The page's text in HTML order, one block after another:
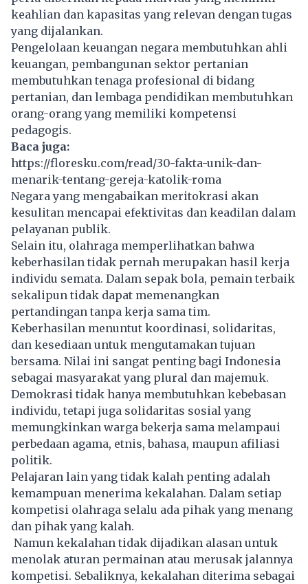
keahlian dan kapasitas yang relevan dengan tugas
yang dijalankan.
Pengelolaan keuangan negara membutuhkan ahli
keuangan, pembangunan sektor pertanian
membutuhkan tenaga profesional di bidang
pertanian, dan lembaga pendidikan membutuhkan
orang-orang yang memiliki kompetensi
pedagogis.
Baca juga:
https://floresku.com/read/30-fakta-unik-dan-
menarik-tentang-gereja-katolik-roma
Negara yang mengabaikan meritokrasi akan
kesulitan mencapai efektivitas dan keadilan dalam
pelayanan publik.
Selain itu, olahraga memperlihatkan bahwa
keberhasilan tidak pernah merupakan hasil kerja
individu semata. Dalam sepak bola, pemain terbaik
sekalipun tidak dapat memenangkan
pertandingan tanpa kerja sama tim.
Keberhasilan menuntut koordinasi, solidaritas,
dan kesediaan untuk mengutamakan tujuan
bersama. Nilai ini sangat penting bagi Indonesia
sebagai masyarakat yang plural dan majemuk.
Demokrasi tidak hanya membutuhkan kebebasan
individu, tetapi juga solidaritas sosial yang
memungkinkan warga bekerja sama melampaui
perbedaan agama, etnis, bahasa, maupun afiliasi
politik.
Pelajaran lain yang tidak kalah penting adalah
kemampuan menerima kekalahan. Dalam setiap
kompetisi olahraga selalu ada pihak yang menang
dan pihak yang kalah.
Namun kekalahan tidak dijadikan alasan untuk
menolak aturan permainan atau merusak jalannya
kompetisi. Sebaliknya, kekalahan diterima sebagai